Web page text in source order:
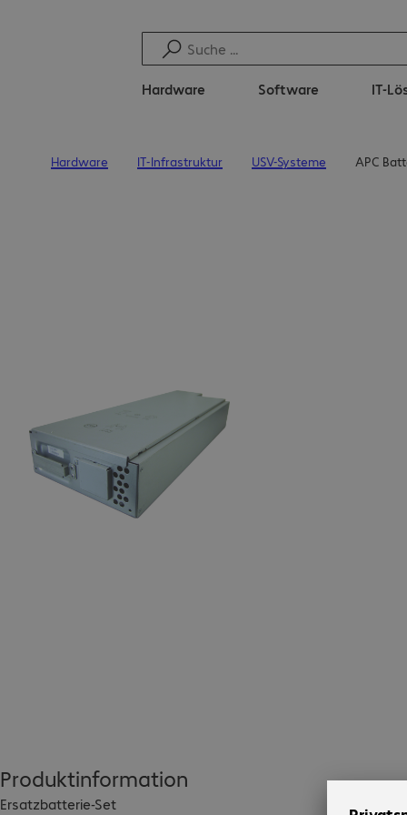
Hardware Software IT-
Hardware IT-Infrastruktur USV-Systeme APC
Produktinformation
Ersatzbatterie-Set